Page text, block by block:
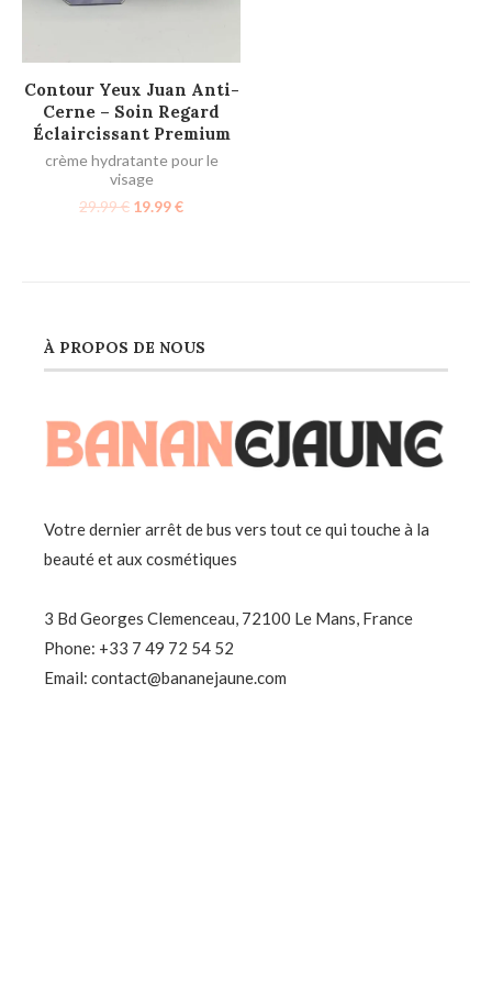
AJOUTER AU PANIER
Contour Yeux Juan Anti-
Cerne – Soin Regard
Éclaircissant Premium
crème hydratante pour le
visage
29.99€ 19.99€
À PROPOS DE NOUS
Votre dernier arrêt de bus vers tout ce qui touche à la
beauté et aux cosmétiques
3 Bd Georges Clemenceau, 72100 Le Mans, France
Phone: +33 7 49 72 54 52
Email: contact@bananejaune.com